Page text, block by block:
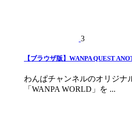
3
【ブラウザ版】WANPA QUEST
わんぱチャンネルのオリジナ
「WANPA WORLD」を ...